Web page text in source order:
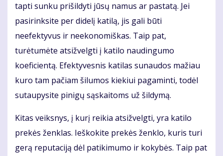
tapti sunku prišildyti jūsų namus ar pastatą. Jei
pasirinksite per didelį katilą, jis gali būti
neefektyvus ir neekonomiškas. Taip pat,
turėtumėte atsižvelgti į katilo naudingumo
koeficientą. Efektyvesnis katilas sunaudos mažiau
kuro tam pačiam šilumos kiekiui pagaminti, todėl
sutaupysite pinigų sąskaitoms už šildymą.
Kitas veiksnys, į kurį reikia atsižvelgti, yra katilo
prekės ženklas. Ieškokite prekės ženklo, kuris turi
gerą reputaciją dėl patikimumo ir kokybės. Taip pat